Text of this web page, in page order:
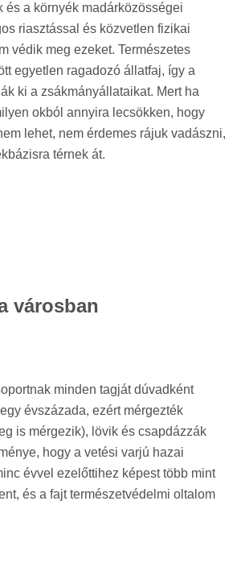
és a környék madárközösségei
riasztással és közvetlen fizikai
védik meg ezeket. Természetes
egyetlen ragadozó állatfaj, így a
ki a zsákmányállataikat. Mert ha
okból annyira lecsökken, hogy
lehet, nem érdemes rájuk vadászni,
térnek át.
városban
minden tagját dúvadként
évszázada, ezért mérgezték
is mérgezik), lövik és csapdázzák
hogy a vetési varjú hazai
évvel ezelőttihez képest több mint
és a fajt természetvédelmi oltalom